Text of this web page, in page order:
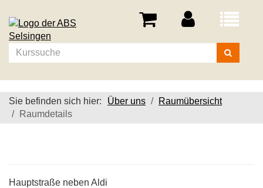
Menü
Kurse
suchen
Sie befinden sich hier: Über uns
Raumübersicht
Raumdetails
Hauptstraße neben Aldi